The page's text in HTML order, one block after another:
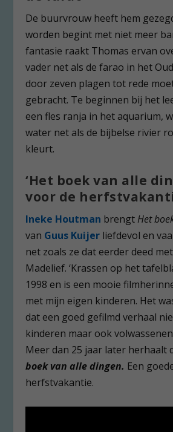
De buurvrouw heeft hem
worden begint met niet meer
fantasie raakt Thomas ervan
vader net als de farao in het
door zeven plagen tot rede
gebracht. Te beginnen bij het
een fles ranja in het aquarium,
water net als de bijbelse rivier
kleurt.
‘Het boek van alle
voor de
Ineke Houtman brengt Het
van Guus Kuijer liefdevol en
net zoals ze dat eerder deed
Madelief. ‘Krassen op het
1998 en is een mooie
met mijn eigen kinderen. Het
dat een goed gefilmd verhaal
kinderen maar ook
Meer dan 25 jaar later herhaalt
boek van alle dingen. Een
herfstvakantie.